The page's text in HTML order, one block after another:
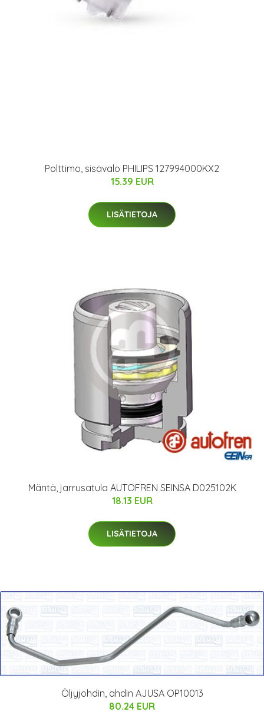
Polttimo, sisävalo PHILIPS 127994000KX2
15.39 EUR
LISÄTIETOJA
Mäntä, jarrusatula AUTOFREN SEINSA D025102K
18.13 EUR
LISÄTIETOJA
Öljyjohdin, ahdin AJUSA OP10013
80.24 EUR